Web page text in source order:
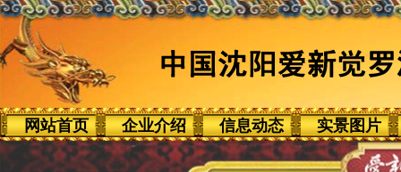
网站首页 企业介绍 信息动态 实景图片